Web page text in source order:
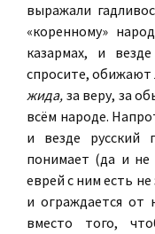
выражали
«коренному»
казармах, и
спросите, обижают
жида, за веру, за
всём народе.
и везде русский
понимает (да и не
еврей с ним есть не
и ограждается от
вместо того,